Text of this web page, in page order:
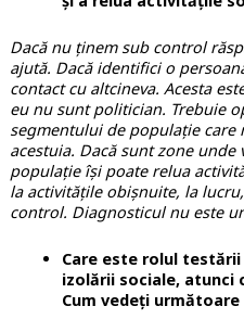
Dacă nu ținem sub control
ajută. Dacă identifici o
contact cu altcineva. Acesta
eu nu sunt politician. Trebuie
segmentului de populație care
acestuia. Dacă sunt zone
populație își poate relua
la activitățile obișnuite, la
control. Diagnosticul nu este
Care este rolul
izolării sociale, atunci
Cum vedeți următoare